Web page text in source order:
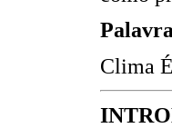
Clima